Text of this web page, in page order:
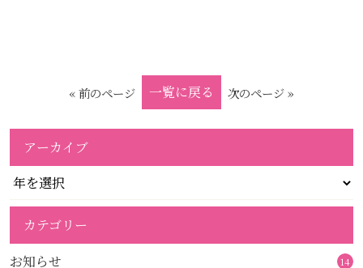
« 前のページ 一覧に戻る 次のページ »
アーカイブ
カテゴリー
お知らせ
14